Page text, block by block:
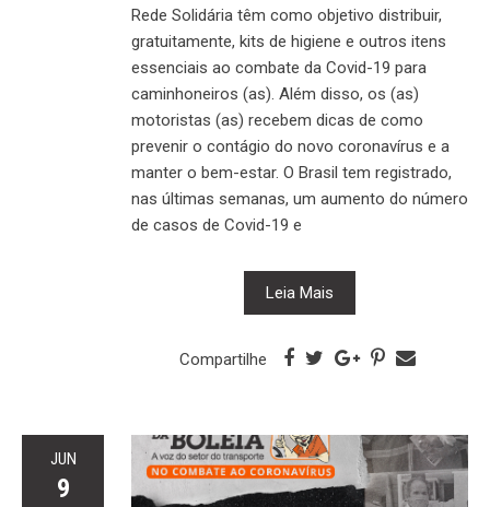
Rede Solidária têm como objetivo distribuir,
gratuitamente, kits de higiene e outros itens
essenciais ao combate da Covid-19 para
caminhoneiros (as). Além disso, os (as)
motoristas (as) recebem dicas de como
prevenir o contágio do novo coronavírus e a
manter o bem-estar. O Brasil tem registrado,
nas últimas semanas, um aumento do número
de casos de Covid-19 e
Leia Mais
Compartilhe
JUN
9